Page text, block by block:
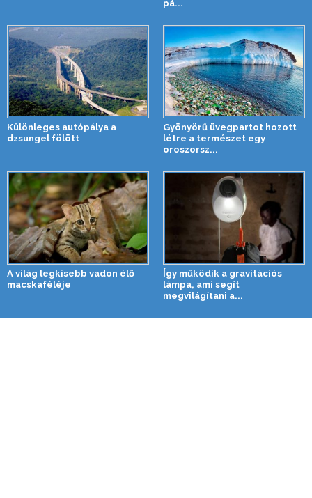
pá...
Különleges autópálya a
dzsungel fölött
Gyönyörű üvegpartot hozott
létre a természet egy
oroszorsz...
A világ legkisebb vadon élő
macskaféléje
Így működik a gravitációs
lámpa, ami segít
megvilágítani a...